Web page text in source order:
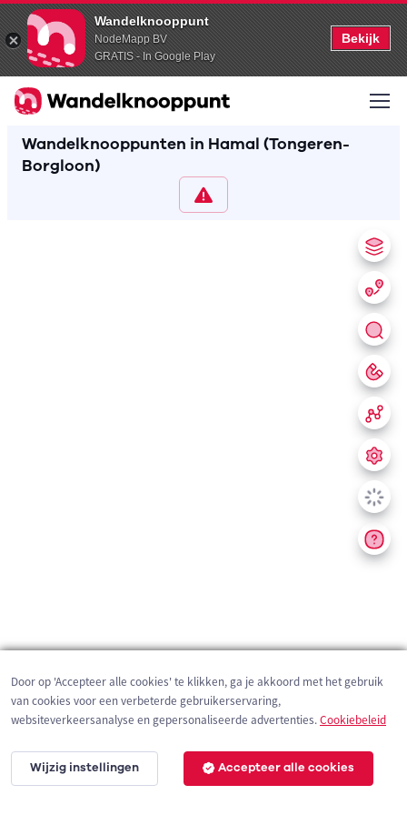
Wandelknooppunt
NodeMapp BV
GRATIS - In Google Play
Bekijk
Wandelknooppunten in Hamal (Tongeren-
Borgloon)
200 m
Door op 'Accepteer alle cookies' te klikken, ga je akkoord met het gebruik
van cookies voor een verbeterde gebruikerservaring,
websiteverkeersanalyse en gepersonaliseerde advertenties.Cookiebeleid
Wijzig instellingen Accepteer alle cookies